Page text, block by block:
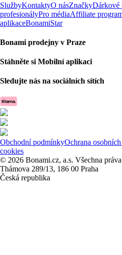
SlužbyKontaktyO násZnačkyDárkové
profesionályPro médiaAffiliate
aplikaceBonamiStar
Bonami prodejny v Praze
Stáhněte si Mobilní aplikaci
Sledujte nás na sociálních sítích
Obchodní podmínkyOchrana
cookies
© 2026 Bonami.cz, a.s. Všechna
Thámova 289/13, 186 00 Praha
Česká republika